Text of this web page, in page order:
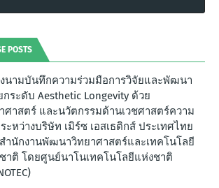
POSTS
นามบันทึกความร่วมมือการวิจัยและพัฒนา
กระดับ Aesthetic Longevity ด้วย
ศาสตร์ และนวัตกรรมด้านเวชศาสตร์ความ
ะหว่างบริษัท เมิร์ซ เอสเธติกส์ ประเทศไทย
ำนักงานพัฒนาวิทยาศาสตร์และเทคโนโลยี
าติ โดยศูนย์นาโนเทคโนโลยีแห่งชาติ